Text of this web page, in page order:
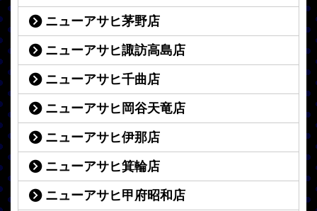
ニューアサヒ茅野店
ニューアサヒ諏訪高島店
ニューアサヒ千曲店
ニューアサヒ岡谷天竜店
ニューアサヒ伊那店
ニューアサヒ箕輪店
ニューアサヒ甲府昭和店